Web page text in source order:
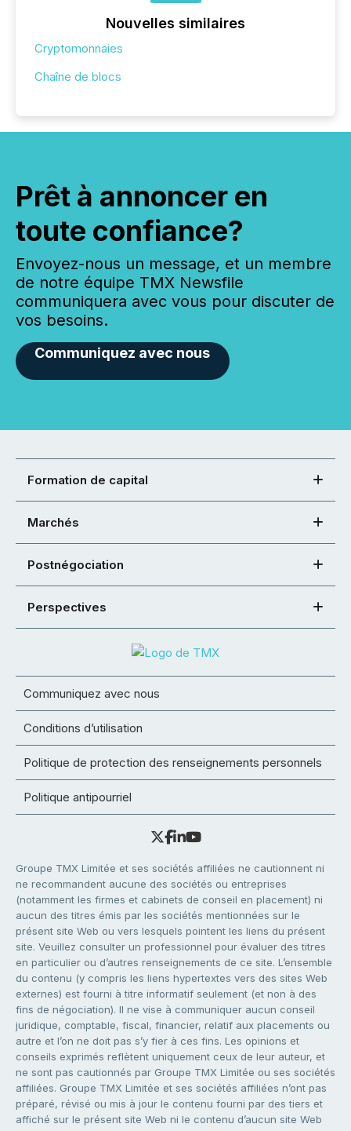
Nouvelles similaires
Cryptomonnaies
Chaîne de blocs
Prêt à annoncer en
toute confiance?
Envoyez-nous un message, et un membre
de notre équipe TMX Newsfile
communiquera avec vous pour discuter de
vos besoins.
Communiquez avec nous
Formation de capital
Marchés
Postnégociation
Perspectives
Communiquez avec nous
Conditions d’utilisation
Politique de protection des renseignements personnels
Politique antipourriel
Groupe TMX Limitée et ses sociétés affiliées ne cautionnent ni
ne recommandent aucune des sociétés ou entreprises
(notamment les firmes et cabinets de conseil en placement) ni
aucun des titres émis par les sociétés mentionnées sur le
présent site Web ou vers lesquels pointent les liens du présent
site. Veuillez consulter un professionnel pour évaluer des titres
en particulier ou d’autres renseignements de ce site. L’ensemble
du contenu (y compris les liens hypertextes vers des sites Web
externes) est fourni à titre informatif seulement (et non à des
fins de négociation). Il ne vise à communiquer aucun conseil
juridique, comptable, fiscal, financier, relatif aux placements ou
autre et l’on ne doit pas s’y fier à ces fins. Les opinions et
conseils exprimés reflètent uniquement ceux de leur auteur, et
ne sont pas cautionnés par Groupe TMX Limitée ou ses sociétés
affiliées. Groupe TMX Limitée et ses sociétés affiliées n’ont pas
préparé, révisé ou mis à jour le contenu fourni par des tiers et
affiché sur le présent site Web ni le contenu d’aucun site Web